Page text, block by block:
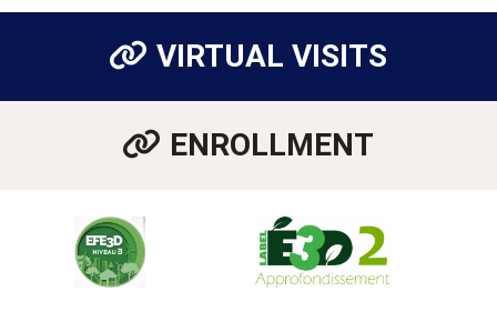
VIRTUAL VISITS
ENROLLMENT